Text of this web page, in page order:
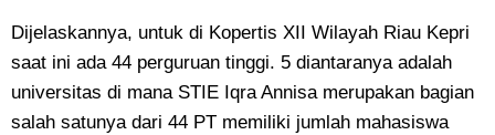
Dijelaskannya, untuk di Kopertis XII Wilayah Riau Kepri
saat ini ada 44 perguruan tinggi. 5 diantaranya adalah
universitas di mana STIE Iqra Annisa merupakan bagian
salah satunya dari 44 PT memiliki jumlah mahasiswa